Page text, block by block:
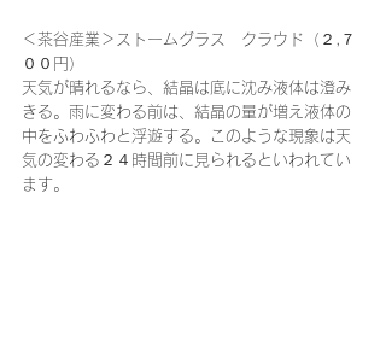
＜茶谷産業＞ストームグラス　クラウド（２,７
００円）
天気が晴れるなら、結晶は底に沈み液体は澄み
きる。雨に変わる前は、結晶の量が増え液体の
中をふわふわと浮遊する。このような現象は天
気の変わる２４時間前に見られるといわれてい
ます。